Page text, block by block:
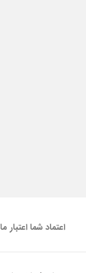
اعتماد شما اعتبار